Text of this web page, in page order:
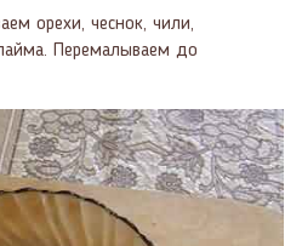
орехи, чеснок, чили,
Перемалываем до